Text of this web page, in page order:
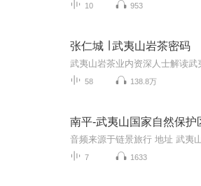
10 953
张仁城 ∣ 武夷山岩茶密码
58 138.8万
南平-武夷山国家自然保护
7 1633